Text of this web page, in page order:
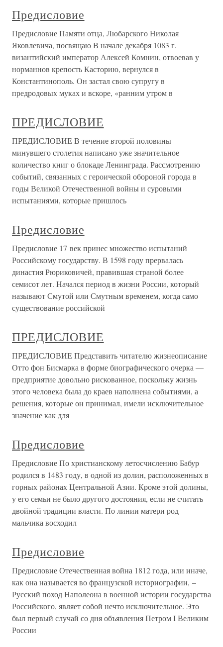
Предисловие
Предисловие Памяти отца, Любарского Николая
Яковлевича, посвящаю В начале декабря 1083 г.
византийский император Алексей Комнин, отвоевав у
норманнов крепость Касторию, вернулся в
Константинополь. Он застал свою супругу в
предродовых муках и вскоре, «ранним утром в
ПРЕДИСЛОВИЕ
ПРЕДИСЛОВИЕ В течение второй половины
минувшего столетия написано уже значительное
количество книг о блокаде Ленинграда. Рассмотрению
событий, связанных с героической обороной города в
годы Великой Отечественной войны и суровыми
испытаниями, которые пришлось
Предисловие
Предисловие 17 век принес множество испытаний
Российскому государству. В 1598 году прервалась
династия Рюриковичей, правившая страной более
семисот лет. Начался период в жизни России, который
называют Смутой или Смутным временем, когда само
существование российской
ПРЕДИСЛОВИЕ
ПРЕДИСЛОВИЕ Представить читателю жизнеописание
Отто фон Бисмарка в форме биографического очерка —
предприятие довольно рискованное, поскольку жизнь
этого человека была до краев наполнена событиями, а
решения, которые он принимал, имели исключительное
значение как для
Предисловие
Предисловие По христианскому летосчислению Бабур
родился в 1483 году, в одной из долин, расположенных в
горных районах Центральной Азии. Кроме этой долины,
у его семьи не было другого достояния, если не считать
двойной традиции власти. По линии матери род
мальчика восходил
Предисловие
Предисловие Отечественная война 1812 года, или иначе,
как она называется во французской историографии, –
Русский поход Наполеона в военной истории государства
Российского, являет собой нечто исключительное. Это
был первый случай со дня объявления Петром I Великим
России